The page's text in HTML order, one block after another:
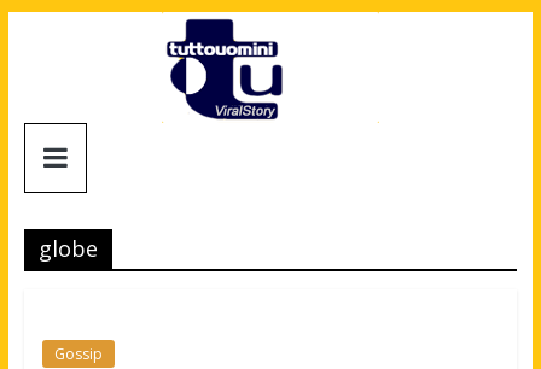
Tuttouomini
Tv,
Cinema,
news
globe
Gossip